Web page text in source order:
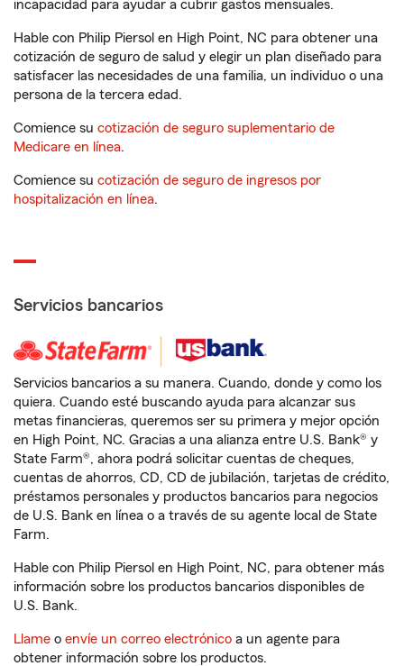
incapacidad para ayudar a cubrir gastos mensuales.
Hable con Philip Piersol en High Point, NC para obtener una
cotización de seguro de salud y elegir un plan diseñado para
satisfacer las necesidades de una familia, un individuo o una
persona de la tercera edad.
Comience su cotización de seguro suplementario de
Medicare en línea.
Comience su cotización de seguro de ingresos por
hospitalización en línea.
Servicios bancarios
Servicios bancarios a su manera. Cuando, donde y como los
quiera. Cuando esté buscando ayuda para alcanzar sus
metas financieras, queremos ser su primera y mejor opción
en High Point, NC. Gracias a una alianza entre U.S. Bank® y
State Farm®, ahora podrá solicitar cuentas de cheques,
cuentas de ahorros, CD, CD de jubilación, tarjetas de crédito,
préstamos personales y productos bancarios para negocios
de U.S. Bank en línea o a través de su agente local de State
Farm.
Hable con Philip Piersol en High Point, NC, para obtener más
información sobre los productos bancarios disponibles de
U.S. Bank.
Llame o envíe un correo electrónico a un agente para
obtener información sobre los productos.